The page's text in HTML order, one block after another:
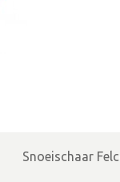
Snoeischaar